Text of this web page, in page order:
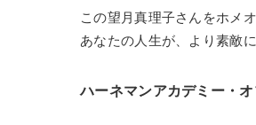
この望月真理子さんをホメ
あなたの人生が、より素敵
ハーネマンアカデミー・